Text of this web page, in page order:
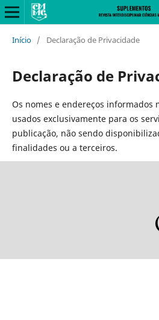
Início / Declaração de Privacidade
Declaração de
Os nomes e endereços informados
usados exclusivamente para os
publicação, não sendo
finalidades ou a terceiros.